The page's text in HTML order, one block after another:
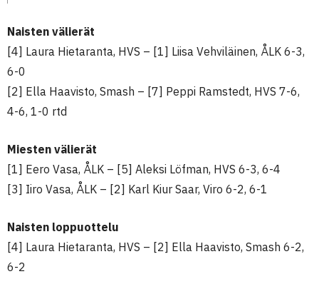
Naisten välierät
[4] Laura Hietaranta, HVS – [1] Liisa Vehviläinen, ÅLK 6-3,
6-0
[2] Ella Haavisto, Smash – [7] Peppi Ramstedt, HVS 7-6,
4-6, 1-0 rtd
Miesten välierät
[1] Eero Vasa, ÅLK – [5] Aleksi Löfman, HVS 6-3, 6-4
[3] Iiro Vasa, ÅLK – [2] Karl Kiur Saar, Viro 6-2, 6-1
Naisten loppuottelu
[4] Laura Hietaranta, HVS – [2] Ella Haavisto, Smash 6-2,
6-2